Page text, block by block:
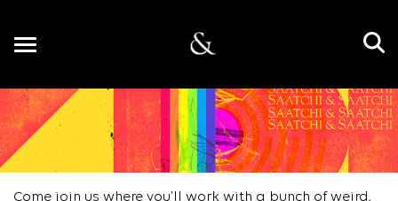
Toggle
navigation
JP
Come join us where you’ll work with a bunch of weird,